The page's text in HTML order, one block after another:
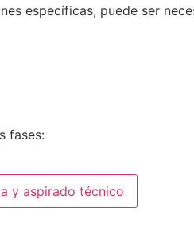
específicas, puede ser
fases:
y aspirado técnico